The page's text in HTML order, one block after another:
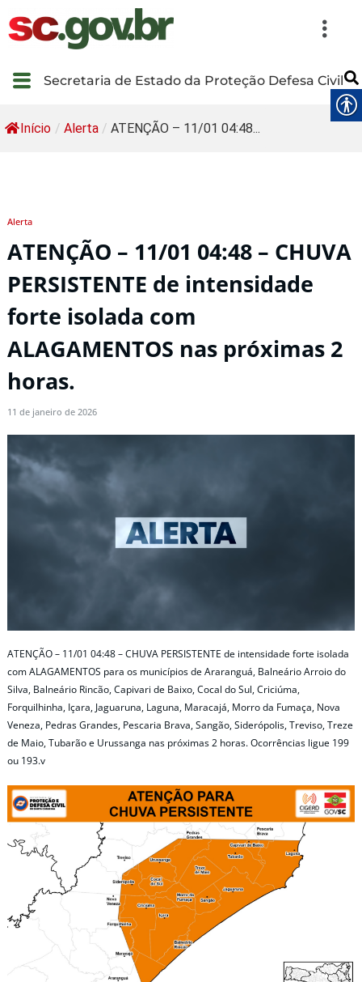
Secretaria de Estado da Proteção Defesa Civil
Início / Alerta / ATENÇÃO – 11/01 04:48...
Alerta
ATENÇÃO – 11/01 04:48 – CHUVA
PERSISTENTE de intensidade
forte isolada com
ALAGAMENTOS nas próximas 2
horas.
11 de janeiro de 2026
ATENÇÃO – 11/01 04:48 – CHUVA PERSISTENTE de intensidade forte isolada
com ALAGAMENTOS para os municípios de Araranguá, Balneário Arroio do
Silva, Balneário Rincão, Capivari de Baixo, Cocal do Sul, Criciúma,
Forquilhinha, Içara, Jaguaruna, Laguna, Maracajá, Morro da Fumaça, Nova
Veneza, Pedras Grandes, Pescaria Brava, Sangão, Siderópolis, Treviso, Treze
de Maio, Tubarão e Urussanga nas próximas 2 horas. Ocorrências ligue 199
ou 193.v